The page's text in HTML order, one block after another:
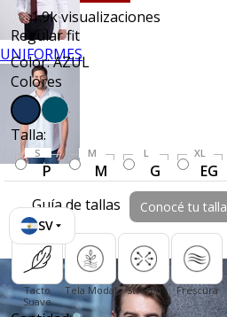
UNIFORMES
SV
1.9kvisualizaciones
Regular fit
Color: AZUL
Colores
Talla:
S
P
M
M
L
G
XL
EG
Guía de tallas
Conocé tu talla
Tacto
Suave
Tela Modal Stretch Frescura